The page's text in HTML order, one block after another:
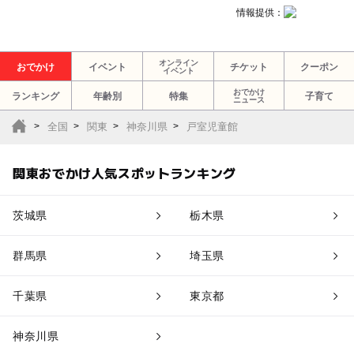
情報提供：
おでかけ イベント
オンライン
イベント
チケット クーポン
ランキング 年齢別 特集
おでかけ
ニュース
子育て
全国 関東 神奈川県 戸室児童館
関東おでかけ人気スポットランキング
茨城県 栃木県
群馬県 埼玉県
千葉県 東京都
神奈川県